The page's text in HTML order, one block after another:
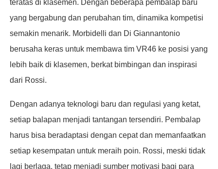
teratas di klasemen. Dengan beberapa pembalap baru
yang bergabung dan perubahan tim, dinamika kompetisi
semakin menarik. Morbidelli dan Di Giannantonio
berusaha keras untuk membawa tim VR46 ke posisi yang
lebih baik di klasemen, berkat bimbingan dan inspirasi
dari Rossi.
Dengan adanya teknologi baru dan regulasi yang ketat,
setiap balapan menjadi tantangan tersendiri. Pembalap
harus bisa beradaptasi dengan cepat dan memanfaatkan
setiap kesempatan untuk meraih poin. Rossi, meski tidak
lagi berlaga, tetap menjadi sumber motivasi bagi para